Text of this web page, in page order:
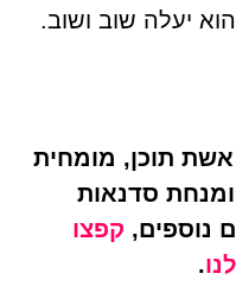
יעלה שוב ושוב.
אשת תוכן, מומחית
סדנאות
נוספים, קפצו
.